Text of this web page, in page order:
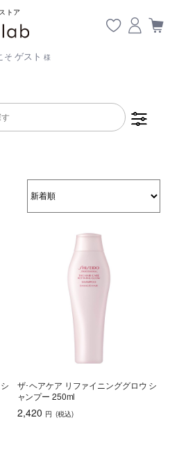
トア
そ ゲスト 様
ダメージケア
ボリュームアッ
プ
エイジングケア
さら ハリコシ
ザ･ヘアケア リファイニンググロウ シ
ャンプー 250ml
2,420 円 (税込)